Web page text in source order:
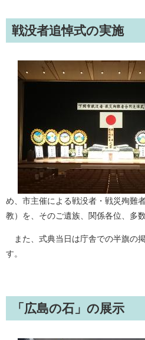
戦没者追悼式の実施
め、市主催による戦没者・戦災殉難
教）を、そのご遺族、関係各位、多
また、式典当日は庁舎での半旗の
す。
「広島の石」の展示